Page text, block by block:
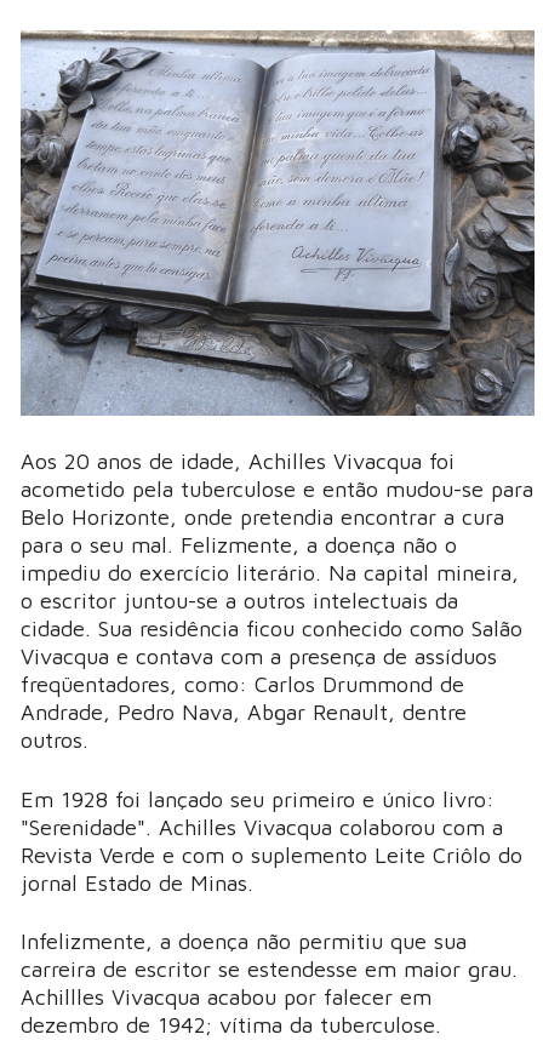
Aos 20 anos de idade, Achilles Vivacqua foi
acometido pela tuberculose e então mudou-se para
Belo Horizonte, onde pretendia encontrar a cura
para o seu mal. Felizmente, a doença não o
impediu do exercício literário. Na capital mineira,
o escritor juntou-se a outros intelectuais da
cidade. Sua residência ficou conhecido como Salão
Vivacqua e contava com a presença de assíduos
freqüentadores, como: Carlos Drummond de
Andrade, Pedro Nava, Abgar Renault, dentre
outros.
Em 1928 foi lançado seu primeiro e único livro:
"Serenidade". Achilles Vivacqua colaborou com a
Revista Verde e com o suplemento Leite Criôlo do
jornal Estado de Minas.
Infelizmente, a doença não permitiu que sua
carreira de escritor se estendesse em maior grau.
Achillles Vivacqua acabou por falecer em
dezembro de 1942; vítima da tuberculose.